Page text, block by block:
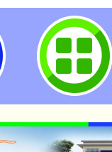
網站設